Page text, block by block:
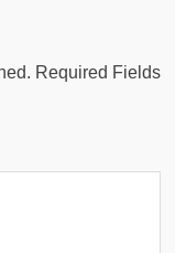
Required Fields